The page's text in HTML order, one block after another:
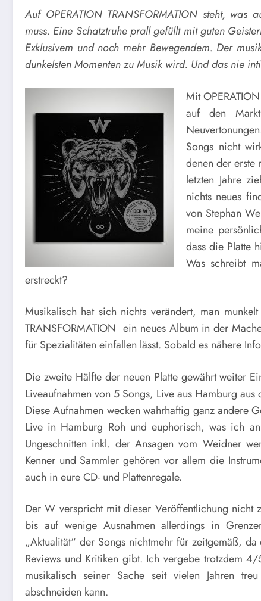
Auf OPERATION TRANSFORMATION steht,
muss. Eine Schatztruhe prall gefüllt mit guten
Exklusivem und noch mehr Bewegendem. Der
dunkelsten Momenten zu Musik wird. Und das nie
Mit
auf den
Songs nicht
denen der erste
letzten Jahre
nichts neues
von Stephan
meine
dass die Platte
Was schreibt
erstreckt?
Musikalisch hat sich nichts verändert, man
TRANSFORMATION ein neues Album in der
für Spezialitäten einfallen lässt. Sobald es nähere
Die zweite Hälfte der neuen Platte gewährt weiter
Liveaufnahmen von 5 Songs, Live aus Hamburg
Diese Aufnahmen wecken wahrhaftig ganz andere
Live in Hamburg Roh und euphorisch, was ich
Ungeschnitten inkl. der Ansagen vom Weidner
Kenner und Sammler gehören vor allem die
auch in eure CD- und Plattenregale.
Der W verspricht mit dieser Veröffentlichung nicht
bis auf wenige Ausnahmen allerdings in
„Aktualität“ der Songs nichtmehr für zeitgemäß,
Reviews und Kritiken gibt. Ich vergebe trotzdem
musikalisch seiner Sache seit vielen Jahren
abschneiden kann.